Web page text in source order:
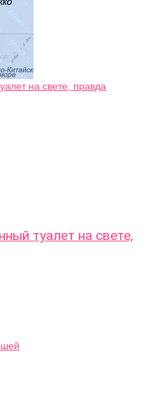
туалет на свете,